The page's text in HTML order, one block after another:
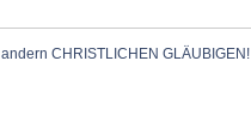
CHRISTLICHEN GLÄUBIGEN!